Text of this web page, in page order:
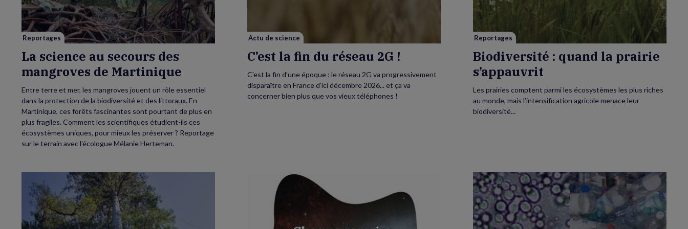
des
mangroves
de
Martinique
Reportages
La science au secours des
mangroves de Martinique
Entre terre et mer, les mangroves jouent un rôle essentiel
dans la protection de la biodiversité et des littoraux. En
Martinique, ces forêts fascinantes sont pourtant de plus en
plus fragiles. Comment les scientifiques étudient-ils ces
écosystèmes uniques, pour mieux les préserver ? Reportage
sur le terrain avec l’écologue Mélanie Herteman.
Actu de science
C’est la fin du réseau 2G !
C'est la fin d’une époque : le réseau 2G va progressivement
disparaître en France d’ici décembre 2026... et ça va
concerner bien plus que vos vieux téléphones !
s’appauvrit
Reportages
Biodiversité : quand la prairie
s’appauvrit
Les prairies comptent parmi les écosystèmes les plus riches
au monde, mais l’intensification agricole menace leur
biodiversité...